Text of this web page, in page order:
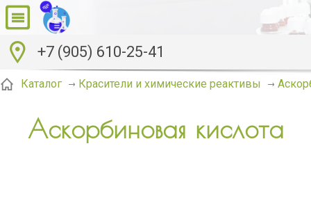
+7 (905) 610-25-41
Каталог Красители и химические реактивы
Аскорбиновая кислота